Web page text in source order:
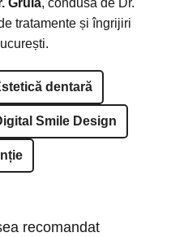
Gruia, condusă de Dr.
tratamente și îngrijiri
dentară
Smile Design
recomandat